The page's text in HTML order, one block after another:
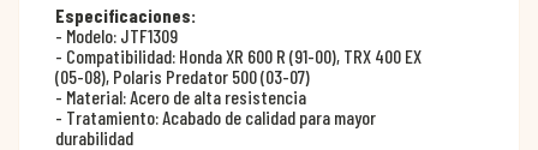
Especificaciones:
- Modelo: JTF1309
- Compatibilidad: Honda XR 600 R (91-00), TRX 400 EX
(05-08), Polaris Predator 500 (03-07)
- Material: Acero de alta resistencia
- Tratamiento: Acabado de calidad para mayor
durabilidad